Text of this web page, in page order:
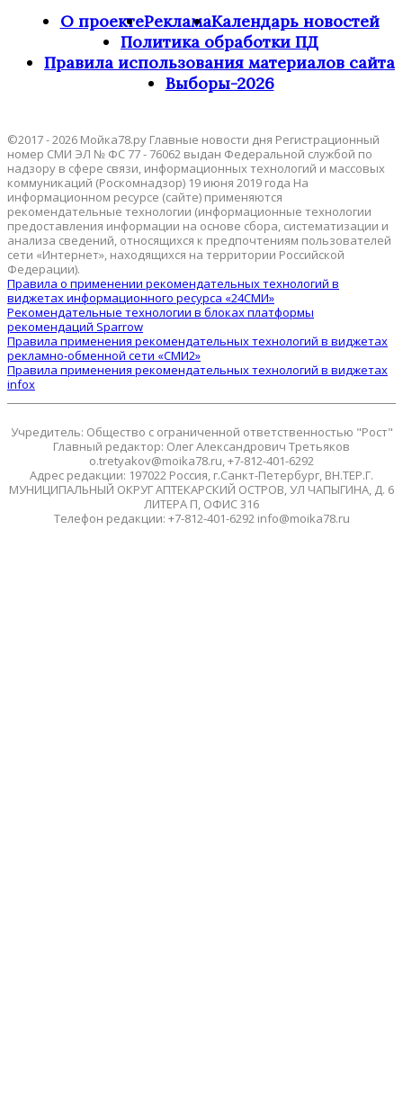
О проектеРекламаКалендарь новостей
Политика обработки ПД
Правила использования материалов сайта
Выборы-2026
©2017 - 2026 Мойка78.ру Главные новости дня Регистрационный
номер СМИ ЭЛ № ФС 77 - 76062 выдан Федеральной службой по
надзору в сфере связи, информационных технологий и массовых
коммуникаций (Роскомнадзор) 19 июня 2019 года На
информационном ресурсе (сайте) применяются
рекомендательные технологии (информационные технологии
предоставления информации на основе сбора, систематизации и
анализа сведений, относящихся к предпочтениям пользователей
сети «Интернет», находящихся на территории Российской
Федерации).
Правила о применении рекомендательных технологий в
виджетах информационного ресурса «24СМИ»
Рекомендательные технологии в блоках платформы
рекомендаций Sparrow
Правила применения рекомендательных технологий в виджетах
рекламно-обменной сети «СМИ2»
Правила применения рекомендательных технологий в виджетах
infox
Учредитель: Общество с ограниченной ответственностью "Рост"
Главный редактор: Олег Александрович Третьяков
o.tretyakov@moika78.ru, +7-812-401-6292
Адрес редакции: 197022 Россия, г.Санкт-Петербург, ВН.ТЕР.Г.
МУНИЦИПАЛЬНЫЙ ОКРУГ АПТЕКАРСКИЙ ОСТРОВ, УЛ ЧАПЫГИНА, Д. 6
ЛИТЕРА П, ОФИС 316
Телефон редакции: +7-812-401-6292 info@moika78.ru